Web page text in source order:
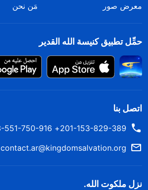
معرض صور
مَن نحن
حمِّل تطبيق كنيسة الله القدير
اتصل بنا
201-153-829-389+ 213-551-750-916+
contact.ar@kingdomsalvation.org
نزل ملكوت الله.